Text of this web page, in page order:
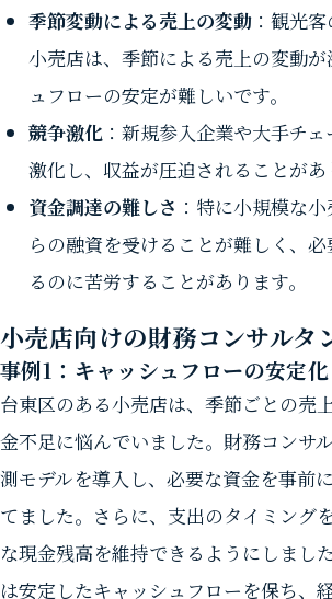
季節変動による売上の変動：観光客
小売店は、季節による売上の変動
ュフローの安定が難しいです。
競争激化：新規参入企業や大手チ
激化し、収益が圧迫されることがあ
資金調達の難しさ ：特に小規模な
らの融資を受けることが難しく、
るのに苦労することがあります。
小売店向けの財務コンサルタ
事例1：キャッシュフローの安定化
台東区のある小売店は、季節ごとの売
金不足に悩んでいました。財務コンサ
測モデルを導入し、必要な資金を事前
てました。さらに、支出のタイミング
な現金残高を維持できるようにしまし
は安定したキャッシュフローを保ち、